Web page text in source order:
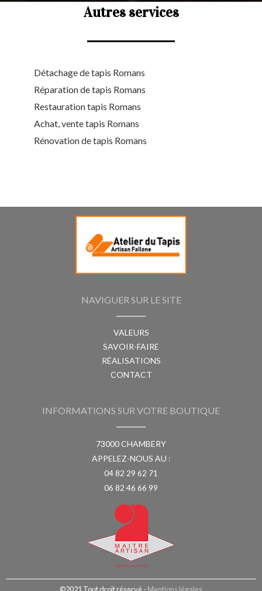
Autres services
Détachage de tapis Romans
Réparation de tapis Romans
Restauration tapis Romans
Achat, vente tapis Romans
Rénovation de tapis Romans
NAVIGUER SUR LE SITE
VALEURS
SAVOIR-FAIRE
RÉALISATIONS
CONTACT
INFORMATIONS SUR VOTRE BOUTIQUE
73000 CHAMBERY
APPELEZ-NOUS AU :
04 82 29 62 71
06 82 46 66 99